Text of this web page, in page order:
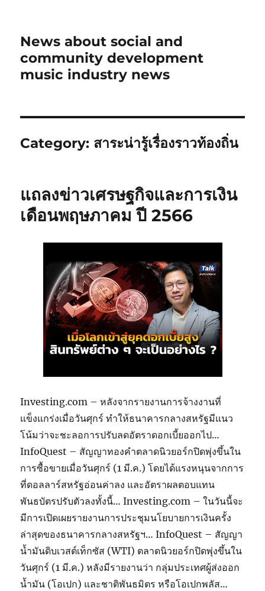
News about social and
community development
music industry news
Category: สาระน่ารู้เรื่องราวท้องถิ่น
แถลงข่าวเศรษฐกิจและการเงิน
เดือนพฤษภาคม ปี 2566
Investing.com – หลังจากรายงานการจ้างงานที่
แข็งแกร่งเมื่อวันศุกร์ ทำให้ธนาคารกลางสหรัฐมีแนว
โน้มว่าจะชะลอการปรับลดอัตราดอกเบี้ยออกไป…
InfoQuest – สัญญาทองคำตลาดนิวยอร์กปิดพุ่งขึ้นใน
การซื้อขายเมื่อวันศุกร์ (1 มี.ค.) โดยได้แรงหนุนจากการ
ที่ดอลลาร์สหรัฐอ่อนค่าลง และอัตราผลตอบแทน
พันธบัตรปรับตัวลงทั้งนี้… Investing.com – ในวันนี้จะ
มีการเปิดเผยรายงานการประชุมนโยบายการเงินครั้ง
ล่าสุดของธนาคารกลางสหรัฐฯ… InfoQuest – สัญญา
น้ำมันดิบเวสต์เท็กซัส (WTI) ตลาดนิวยอร์กปิดพุ่งขึ้นใน
วันศุกร์ (1 มี.ค.) หลังมีรายงานว่า กลุ่มประเทศผู้ส่งออก
น้ำมัน (โอเปก) และชาติพันธมิตร หรือโอเปกพลัส…